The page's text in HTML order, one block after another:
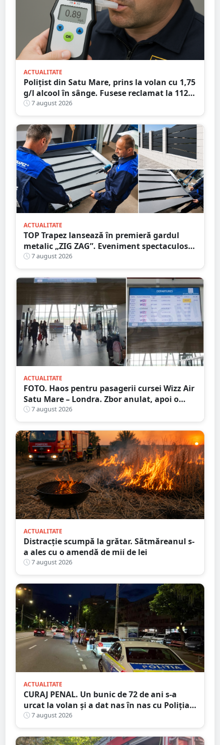
ACTUALITATE
Polițist din Satu Mare, prins la volan cu 1,75
g/l alcool în sânge. Fusese reclamat la 112
că circula pe contrasens
7 august 2026
ACTUALITATE
TOP Trapez lansează în premieră gardul
metalic „ZIG ZAG”. Eveniment spectaculos
în Grădina Romei
7 august 2026
ACTUALITATE
FOTO. Haos pentru pasagerii cursei Wizz Air
Satu Mare – Londra. Zbor anulat, apoi o
nouă întârziere. Fără explicații clare
7 august 2026
ACTUALITATE
Distracție scumpă la grătar. Sătmăreanul s-
a ales cu o amendă de mii de lei
7 august 2026
ACTUALITATE
CURAJ PENAL. Un bunic de 72 de ani s-a
urcat la volan și a dat nas în nas cu Poliția
Satu Mare
7 august 2026